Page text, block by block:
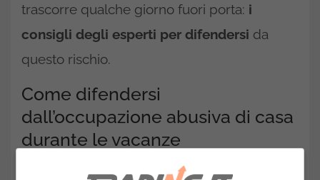
trascorre qualche giorno fuori porta: i
consigli degli esperti per difendersi da
questo rischio.
Come difendersi
dall’occupazione abusiva di casa
durante le vacanze